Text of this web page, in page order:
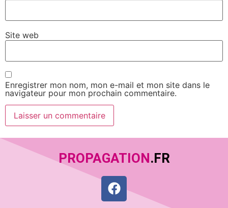
Site web
Enregistrer mon nom, mon e-mail et mon site dans le
navigateur pour mon prochain commentaire.
PROPAGATION.FR